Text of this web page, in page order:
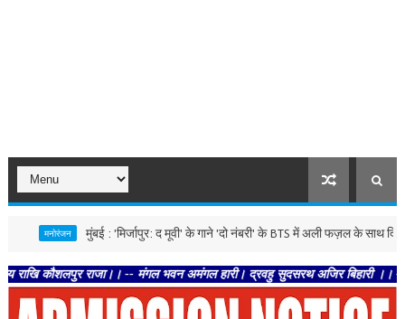
मुंबई : 'मिर्जापुर: द मूवी' के गाने 'दो नंबरी' के BTS में अली फज़ल के साथ दिखे ढांडा
राजा।। -- मंगल भवन अमंगल हारी। द्रवहु सुदसरथ अजिर बिहारी ।। -- सब नर